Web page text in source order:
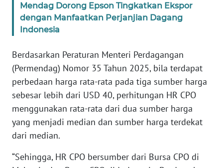
Mendag Dorong Epson Tingkatkan Ekspor
dengan Manfaatkan Perjanjian Dagang
Indonesia
Berdasarkan Peraturan Menteri Perdagangan
(Permendag) Nomor 35 Tahun 2025, bila terdapat
perbedaan harga rata-rata pada tiga sumber harga
sebesar lebih dari USD 40, perhitungan HR CPO
menggunakan rata-rata dari dua sumber harga
yang menjadi median dan sumber harga terdekat
dari median.
“Sehingga, HR CPO bersumber dari Bursa CPO di
SERAMBI
WN
SULTRA
WN
NTB
SULTENG